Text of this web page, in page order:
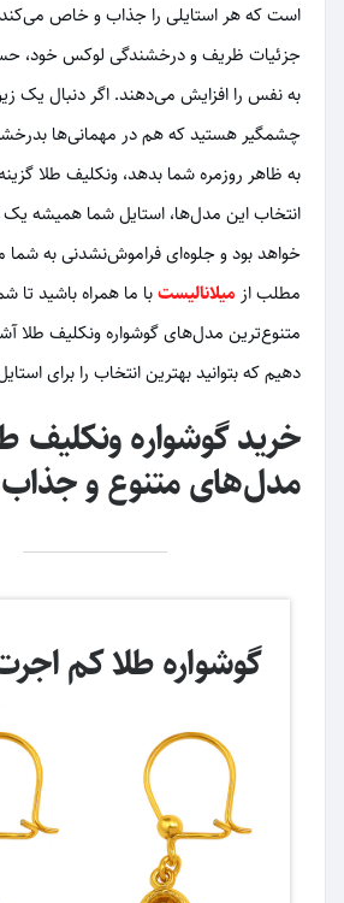
است که هر استایلی را جذاب و خاص
جزئیات ظریف و درخشندگی لوکس خود،
به نفس را افزایش می‌دهند. اگر دنبال یک
چشمگیر هستید که هم در مهمانی‌ها
به ظاهر روزمره شما بدهد، ونکلیف طلا
انتخاب این مدل‌ها، استایل شما همیشه یک
خواهد بود و جلوه‌ای فراموش‌نشدنی به
مطلب از میلانالیستبا ما همراه باشید تا
متنوع‌ترین مدل‌های گوشواره ونکلیف طلا
دهیم که بتوانید بهترین انتخاب را برای
خرید گوشواره ونکلیف
مدل‌های متنوع و جذاب
گوشواره طلا کم